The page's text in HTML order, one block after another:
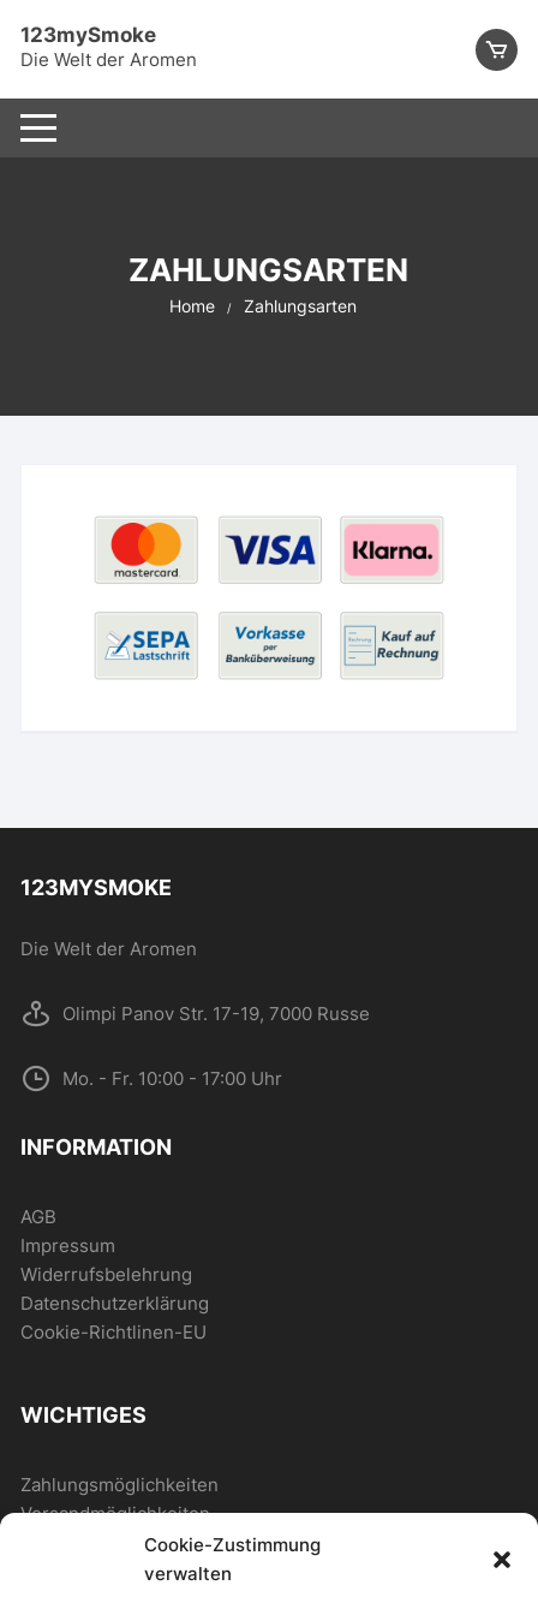
Cookie-Zustimmung
verwalten
123mySmoke
Die Welt der Aromen
ZAHLUNGSARTEN
Home Zahlungsarten
123MYSMOKE
Die Welt der Aromen
Olimpi Panov Str. 17-19, 7000 Russe
Mo. - Fr. 10:00 - 17:00 Uhr
INFORMATION
AGB
Impressum
Widerrufsbelehrung
Datenschutzerklärung
Cookie-Richtlinen-EU
WICHTIGES
Zahlungsmöglichkeiten
Versandmöglichkeiten